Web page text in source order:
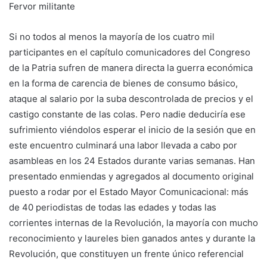
Fervor militante
Si no todos al menos la mayoría de los cuatro mil
participantes en el capítulo comunicadores del Congreso
de la Patria sufren de manera directa la guerra económica
en la forma de carencia de bienes de consumo básico,
ataque al salario por la suba descontrolada de precios y el
castigo constante de las colas. Pero nadie deduciría ese
sufrimiento viéndolos esperar el inicio de la sesión que en
este encuentro culminará una labor llevada a cabo por
asambleas en los 24 Estados durante varias semanas. Han
presentado enmiendas y agregados al documento original
puesto a rodar por el Estado Mayor Comunicacional: más
de 40 periodistas de todas las edades y todas las
corrientes internas de la Revolución, la mayoría con mucho
reconocimiento y laureles bien ganados antes y durante la
Revolución, que constituyen un frente único referencial